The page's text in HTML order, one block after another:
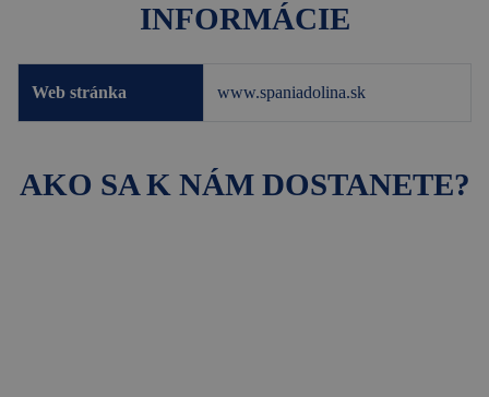
AKO SA K NÁM DOSTANETE?
INFORMÁCIE
Web stránka www.spaniadolina.sk